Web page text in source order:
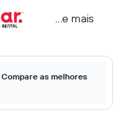
...e mais
as melhores